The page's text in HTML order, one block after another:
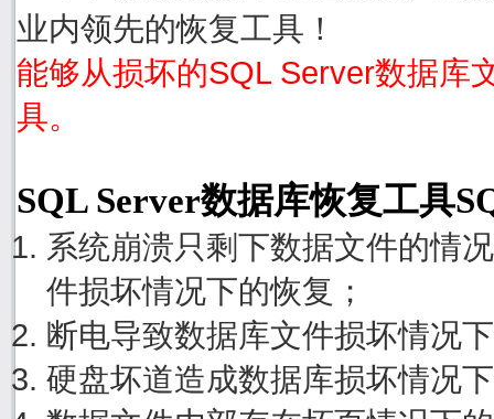
业内领先的恢复工具！
能够从损坏的SQL Server数据库
具。
SQL Server数据库恢复工具
系统崩溃只剩下数据文件的情
件损坏情况下的恢复；
断电导致数据库文件损坏情况
硬盘坏道造成数据库损坏情况